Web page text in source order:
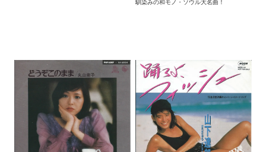
馴染みの和モノ・ソウル大名曲！